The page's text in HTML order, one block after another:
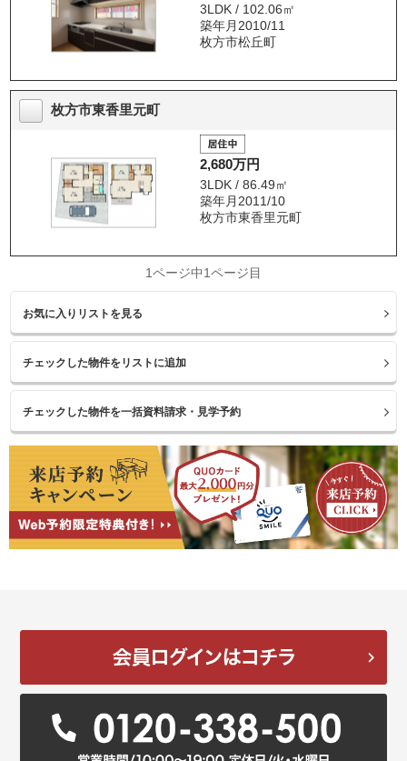
3LDK / 102.06㎡
築年月2010/11
枚方市松丘町
枚方市東香里元町
2,680万円
3LDK / 86.49㎡
築年月2011/10
枚方市東香里元町
1ページ中1ページ目
お気に入りリストを見る